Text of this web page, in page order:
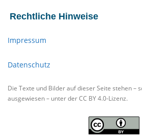
Rechtliche Hinweise
Impressum
Datenschutz
Die Texte und Bilder auf dieser Seite stehen –
ausgewiesen – unter der CC BY 4.0-Lizenz.